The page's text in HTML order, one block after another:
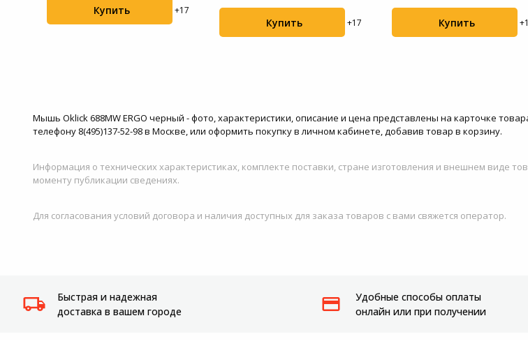
Купить +17
Купить +17 Купить
Мышь Oklick 688MW ERGO черный - фото, характеристики, описание и цена представлены на карточке
телефону 8(495)137-52-98 в Москве, или оформить покупку в личном кабинете, добавив товар в корзину.
Информация о технических характеристиках, комплекте поставки, стране изготовления и внешнем виде
моменту публикации сведениях.
Для согласования условий договора и наличия доступных для заказа товаров с вами свяжется оператор.
Быстрая и надежная
доставка в вашем городе
Удобные способы оплаты
онлайн или при получении